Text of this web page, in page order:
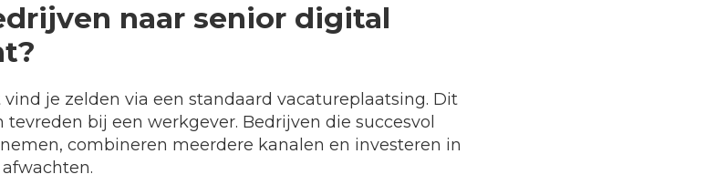
naar senior digital
je zelden via een standaard vacatureplaatsing. Dit
bij een werkgever. Bedrijven die succesvol
combineren meerdere kanalen en investeren in